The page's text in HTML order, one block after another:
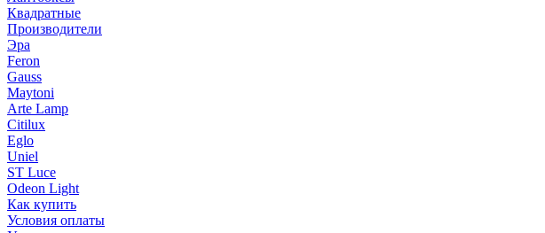
Квадратные
Производители
Эра
Feron
Gauss
Maytoni
Arte Lamp
Citilux
Eglo
Uniel
ST Luce
Odeon Light
Как купить
Условия оплаты